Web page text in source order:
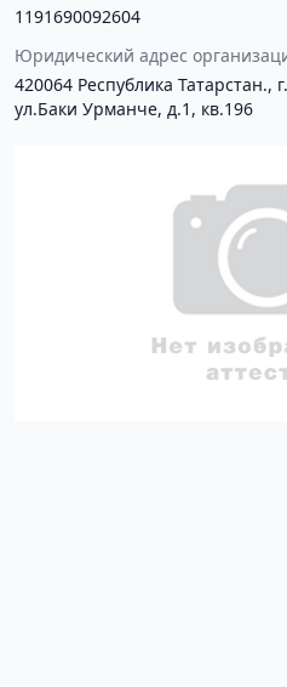
1191690092604
Юридический адрес
420064 Республика Татарстан.,
ул.Баки Урманче, д.1, кв.196